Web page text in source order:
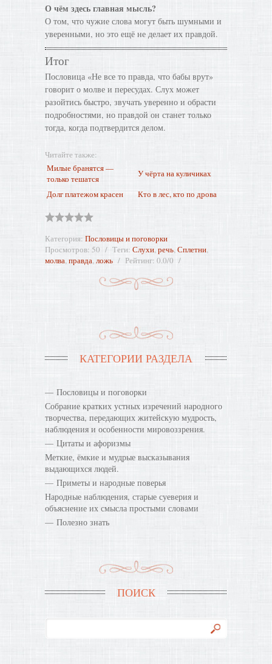
О чём здесь главная мысль?
О том, что чужие слова могут быть шумными и
уверенными, но это ещё не делает их правдой.
Итог
Пословица «Не все то правда, что бабы врут»
говорит о молве и пересудах. Слух может
разойтись быстро, звучать уверенно и обрасти
подробностями, но правдой он станет только
тогда, когда подтвердится делом.
Читайте также:
Милые бранятся —
только тешатся
У чёрта на куличиках
Долг платежом красен
Кто в лес, кто по дрова
Категория: Пословицы и поговорки
Просмотров: 50 Теги: Слухи,речь,Сплетни,
молва,правда,ложь Рейтинг: 0.0/0
КАТЕГОРИИ РАЗДЕЛА
Пословицы и поговорки
Собрание кратких устных изречений народного
творчества, передающих житейскую мудрость,
наблюдения и особенности мировоззрения.
Цитаты и афоризмы
Меткие, ёмкие и мудрые высказывания
выдающихся людей.
Приметы и народные поверья
Народные наблюдения, старые суеверия и
объяснение их смысла простыми словами
Полезно знать
ПОИСК